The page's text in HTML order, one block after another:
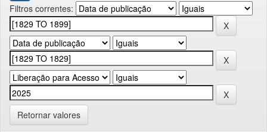
Filtros correntes:
Retornar valores